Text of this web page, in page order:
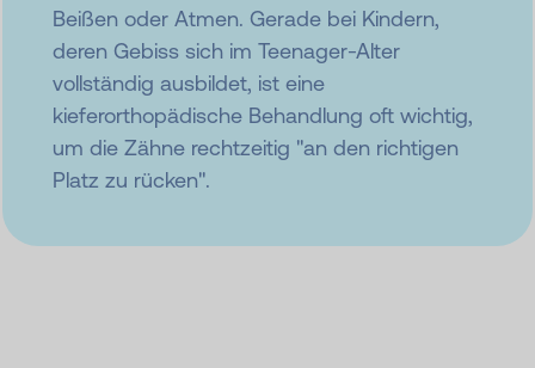
Beißen oder Atmen. Gerade bei Kindern,
deren Gebiss sich im Teenager-Alter
vollständig ausbildet, ist eine
kieferorthopädische Behandlung oft wichtig,
um die Zähne rechtzeitig "an den richtigen
Platz zu rücken".